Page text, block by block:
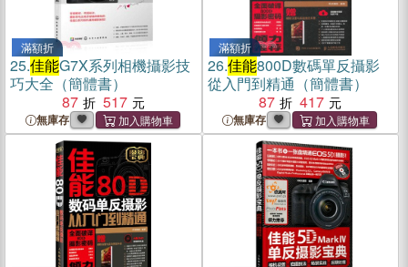
滿額折
25.佳能G7X系列相機攝影技
巧大全（簡體書）
87
517
無庫存
滿額折
26.佳能800D數碼單反攝影
從入門到精通（簡體書）
87
417
無庫存